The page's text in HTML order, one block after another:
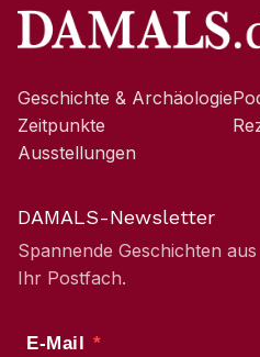
Geschichte & Archäologie
Zeitpunkte
Ausstellungen
DAMALS-Newsletter
Spannende Geschichten
Ihr Postfach.